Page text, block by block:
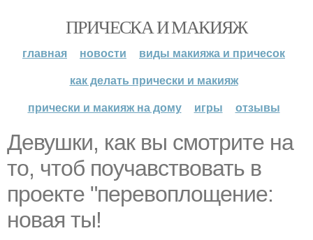
ПРИЧЕСКА И МАКИЯЖ
главная новости
виды макияжа и причесок
как делать прически и макияж
прически и макияж на дому
игры отзывы
Девушки, как вы смотрите на
то, чтоб поучавствовать в
проекте "перевоплощение:
новая ты!